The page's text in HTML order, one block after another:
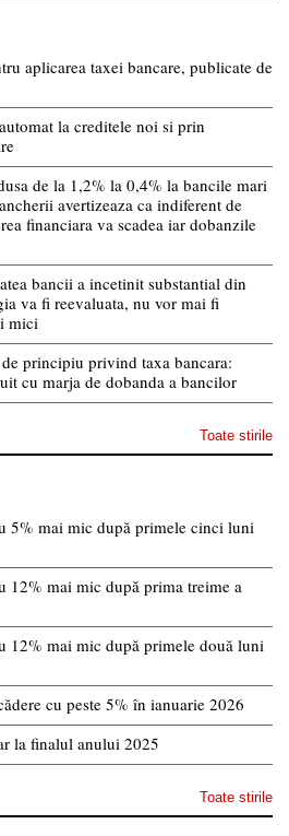
aplicarea taxei bancare, publicate de
la creditele noi si prin
de la 1,2% la 0,4% la bancile mari
avertizeaza ca indiferent de
financiara va scadea iar dobanzile
bancii a incetinit substantial din
va fi reevaluata, nu vor mai fi
mici
principiu privind taxa bancara:
cu marja de dobanda a bancilor
Toate stirile
5% mai mic după primele cinci luni
12% mai mic după prima treime a
12% mai mic după primele două luni
cu peste 5% în ianuarie 2026
la finalul anului 2025
Toate stirile